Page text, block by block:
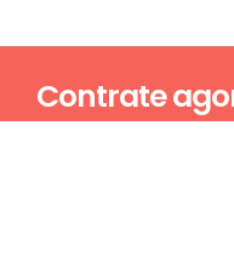
Contrate